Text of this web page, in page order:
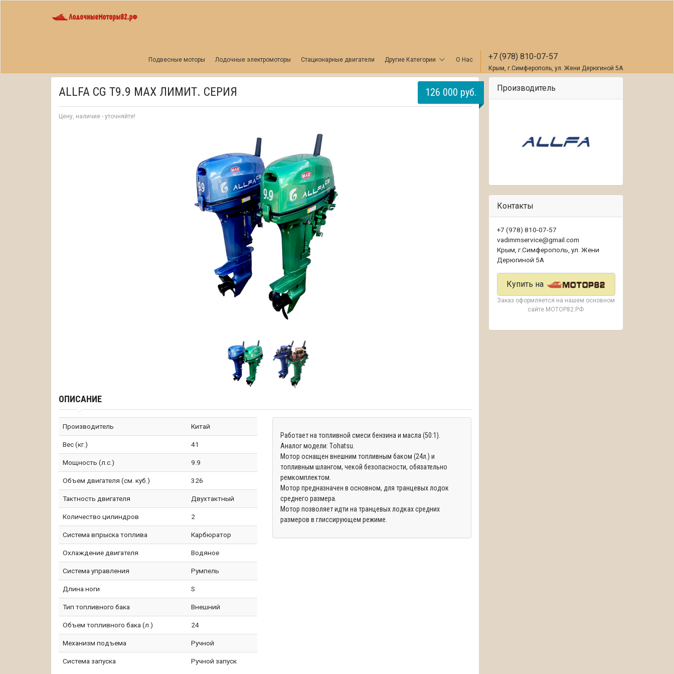
Подвесные моторы Лодочные электромоторы Стационарные двигатели Другие Категории О Нас +7 (978) 810-07-57
Крым, г.Симферополь, ул. Жени Дерюгиной 5А
ALLFA CG Т9.9 MAX ЛИМИТ. СЕРИЯ
Цену, наличие - уточняйте!
126 000 руб.
ОПИСАНИЕ
Производитель Китай
Вес (кг.) 41
Мощность (л.с.) 9.9
Объем двигателя (см. куб.) 326
Тактность двигателя Двухтактный
Количество цилиндров 2
Система впрыска топлива Карбюратор
Охлаждение двигателя Водяное
Система управления Румпель
Длина ноги S
Тип топливного бака Внешний
Объем топливного бака (л.) 24
Механизм подъема Ручной
Система запуска Ручной запуск
Работает на топливной смеси бензина и масла (50:1).
Аналог модели: Тohatsu.
Мотор оснащен внешним топливным баком (24л.) и
топливным шлангом, чекой безопасности, обязательно
ремкомплектом.
Мотор предназначен в основном, для транцевых лодок
среднего размера.
Мотор позволяет идти на транцевых лодках средних
размеров в глиссирующем режиме.
Производитель
Контакты
+7 (978) 810-07-57
vadimmservice@gmail.com
Крым, г.Симферополь, ул. Жени
Дерюгиной 5А
Купить на
Заказ оформляется на нашем основном
сайте МОТОР82.РФ